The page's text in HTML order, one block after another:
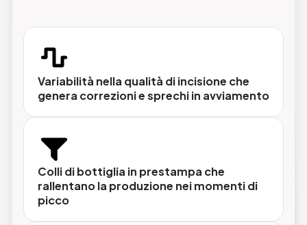
Dettagli nitidi e risultati coerenti tra lavori
nel tempo senza tarature continue.
Il sistema produce prima ciò che serve prima
(urgenze, ristampe e lavori prioritari) senza
intervento manuale sulla sequenza.
Variabilità nella qualità di incisione che
genera correzioni e sprechi in avviamento
Colli di bottiglia in prestampa che
rallentano la produzione nei momenti di
picco